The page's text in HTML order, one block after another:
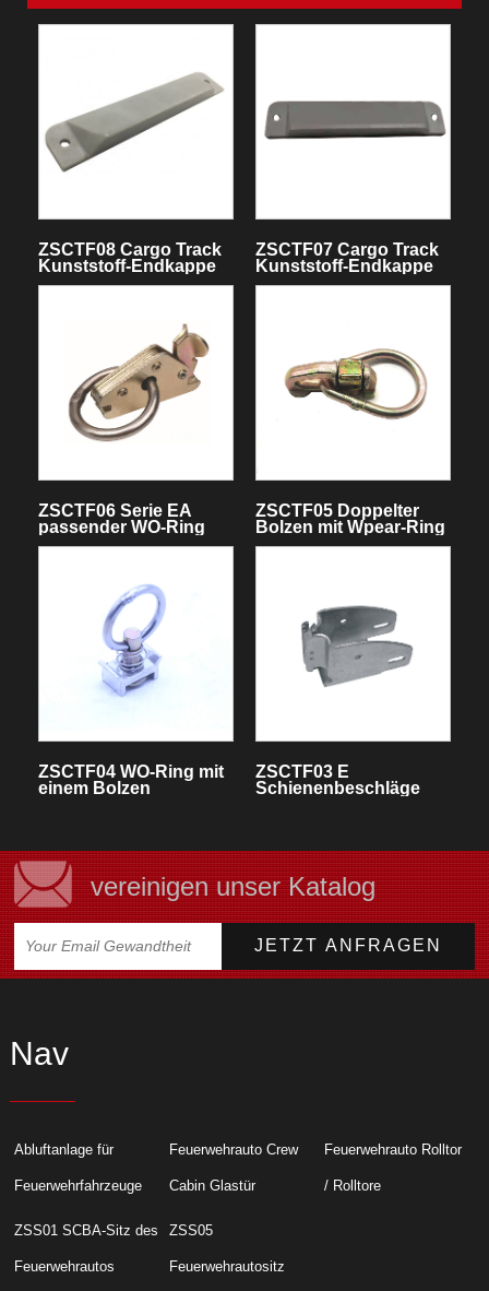
ZSCTF08 Cargo Track
Kunststoff-Endkappe
ZSCTF07 Cargo Track
Kunststoff-Endkappe
ZSCTF06 Serie EA
passender WO-Ring
ZSCTF05 Doppelter
Bolzen mit Wpear-Ring
ZSCTF04 WO-Ring mit
einem Bolzen
ZSCTF03 E
Schienenbeschläge
vereinigen unser Katalog
Nav
Abluftanlage für
Feuerwehrfahrzeuge
Feuerwehrauto Crew
Cabin Glastür
Feuerwehrauto Rolltor
/ Rolltore
ZSS01 SCBA-Sitz des
Feuerwehrautos
ZSS05
Feuerwehrautositz